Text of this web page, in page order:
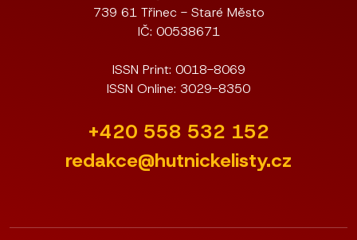
739 61 Třinec - Staré Město
IČ: 00538671
ISSN Print: 0018-8069
ISSN Online: 3029-8350
+420 558 532 152
redakce@hutnickelisty.cz